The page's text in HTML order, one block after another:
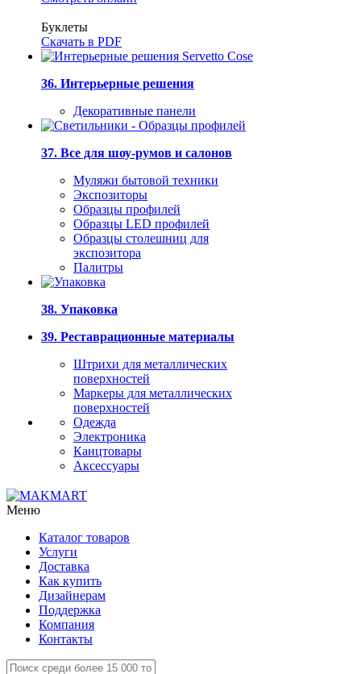
Буклеты
Скачать в PDF
36. Интерьерные решения
Декоративные панели
37. Все для шоу-румов и салонов
Муляжи бытовой техники
Экспозиторы
Образцы профилей
Образцы LED профилей
Образцы столешниц для
экспозитора
Палитры
38. Упаковка
39. Реставрационные материалы
Штрихи для металлических
поверхностей
Маркеры для металлических
поверхностей
Одежда
Электроника
Канцтовары
Аксессуары
Меню
Каталог товаров
Услуги
Доставка
Как купить
Дизайнерам
Поддержка
Компания
Контакты